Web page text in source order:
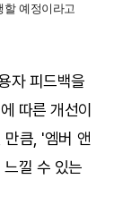
예정이라고
자 피드백을
따른 개선이
만큼, '엠버 앤
낄 수 있는